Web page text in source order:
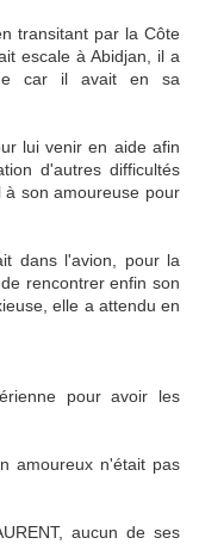
transitant par la Côte
escale à Abidjan, il a
car il avait en sa
lui venir en aide afin
d'autres difficultés
son amoureuse pour
dans l'avion, pour la
rencontrer enfin son
elle a attendu en
pour avoir les
amoureux n'était pas
aucun de ses